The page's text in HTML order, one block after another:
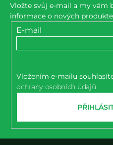
Vložte svůj e-mail a my vám
informace o nových
E-mail
Vložením e-mailu
ochrany osobních údajů